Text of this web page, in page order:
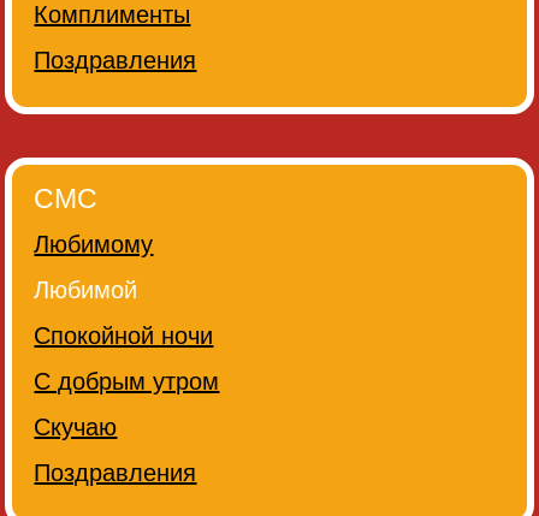
Комплименты
Поздравления
СМС
Любимому
Любимой
Спокойной ночи
С добрым утром
Скучаю
Поздравления